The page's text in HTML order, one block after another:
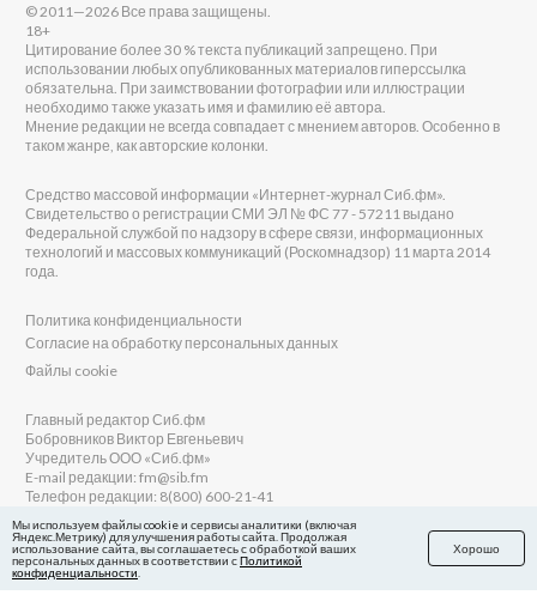
© 2011—2026 Все права защищены.
18+
Цитирование более 30 % текста публикаций запрещено. При
использовании любых опубликованных материалов гиперссылка
обязательна. При заимствовании фотографии или иллюстрации
необходимо также указать имя и фамилию её автора.
Мнение редакции не всегда совпадает с мнением авторов. Особенно в
таком жанре, как авторские колонки.
Средство массовой информации «Интернет-журнал Сиб.фм».
Свидетельство о регистрации СМИ ЭЛ № ФС 77 - 57211 выдано
Федеральной службой по надзору в сфере связи, информационных
технологий и массовых коммуникаций (Роскомнадзор) 11 марта 2014
года.
Политика конфиденциальности
Согласие на обработку персональных данных
Файлы cookie
Главный редактор Сиб.фм
Бобровников Виктор Евгеньевич
Учредитель ООО «Сиб.фм»
E-mail редакции: fm@sib.fm
Телефон редакции: 8(800) 600-21-41
Сайт разработан и поддерживается Технодзен
Мы используем файлы cookie и сервисы аналитики (включая
Яндекс.Метрику) для улучшения работы сайта. Продолжая
использование сайта, вы соглашаетесь с обработкой ваших
персональных данных в соответствии сПолитикой
конфиденциальности
Хорошо